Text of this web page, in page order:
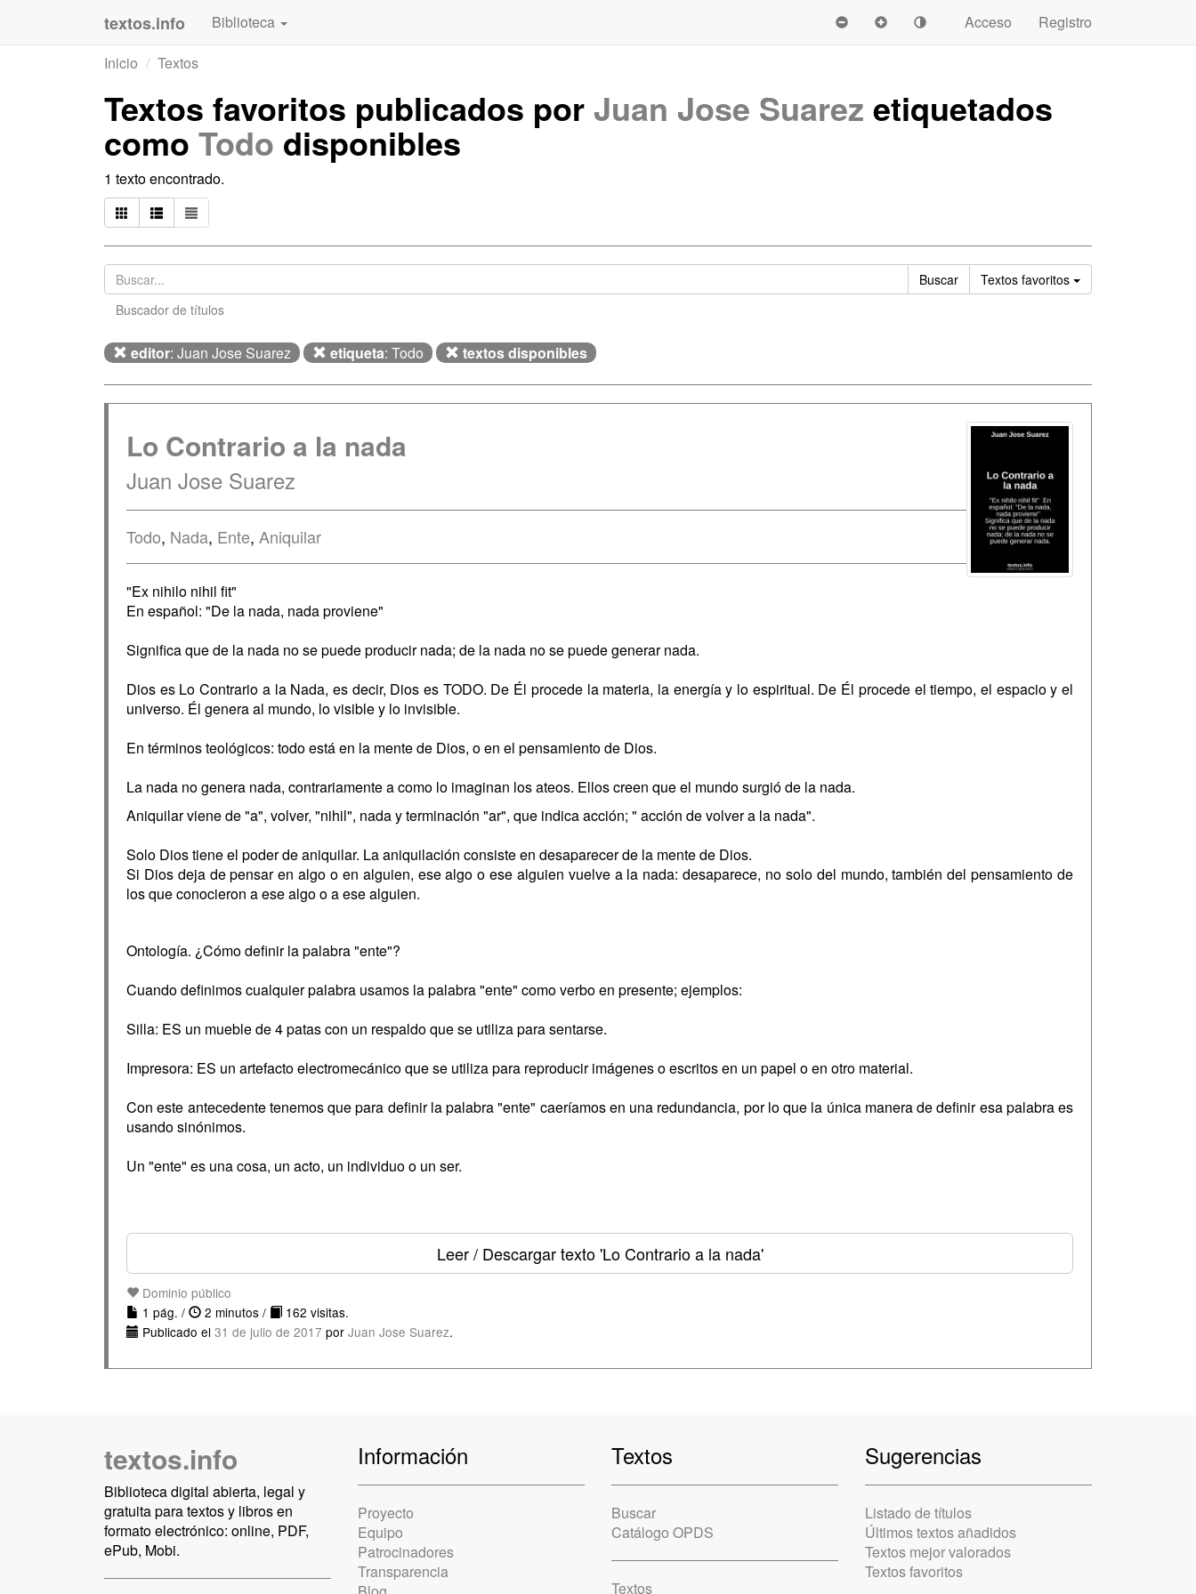
textos.info Biblioteca Acceso
Registro
Inicio
Textos
Textos favoritos publicados por Juan Jose Suarez etiquetados
como Todo disponibles
1 texto encontrado.
Buscar Textos favoritos Ordenar
Buscador de títulos
editor: Juan Jose Suarez etiqueta: Todo textos disponibles
Lo Contrario a la nada
Juan Jose Suarez
Todo, Nada, Ente, Aniquilar
"Ex nihilo nihil fit"
En español: "De la nada, nada proviene"
Significa que de la nada no se puede producir nada; de la nada no se puede generar nada.
Dios es Lo Contrario a la Nada, es decir, Dios es TODO. De Él procede la materia, la energía y lo espiritual. De Él procede el tiempo, el espacio y el
universo. Él genera al mundo, lo visible y lo invisible.
En términos teológicos: todo está en la mente de Dios, o en el pensamiento de Dios.
La nada no genera nada, contrariamente a como lo imaginan los ateos. Ellos creen que el mundo surgió de la nada.
Aniquilar viene de "a", volver, "nihil", nada y terminación "ar", que indica acción; " acción de volver a la nada".
Solo Dios tiene el poder de aniquilar. La aniquilación consiste en desaparecer de la mente de Dios.
Si Dios deja de pensar en algo o en alguien, ese algo o ese alguien vuelve a la nada: desaparece, no solo del mundo, también del pensamiento de
los que conocieron a ese algo o a ese alguien.
Ontología. ¿Cómo definir la palabra "ente"?
Cuando definimos cualquier palabra usamos la palabra "ente" como verbo en presente; ejemplos:
Silla: ES un mueble de 4 patas con un respaldo que se utiliza para sentarse.
Impresora: ES un artefacto electromecánico que se utiliza para reproducir imágenes o escritos en un papel o en otro material.
Con este antecedente tenemos que para definir la palabra "ente" caeríamos en una redundancia, por lo que la única manera de definir esa palabra es
usando sinónimos.
Un "ente" es una cosa, un acto, un individuo o un ser.
Leer / Descargar texto'Lo Contrario a la nada'
Dominio público
1 pág. /
2 minutos /
162 visitas.
Publicado el 31 de julio de 2017 por Juan Jose Suarez.
textos.info
Biblioteca digital abierta, legal y
gratuita para textos y libros en
formato electrónico: online, PDF,
ePub, Mobi.
Información
Proyecto
Equipo
Patrocinadores
Transparencia
Textos
Buscar
Catálogo OPDS
Textos
Sugerencias
Listado de títulos
Últimos textos añadidos
Textos mejor valorados
Textos favoritos